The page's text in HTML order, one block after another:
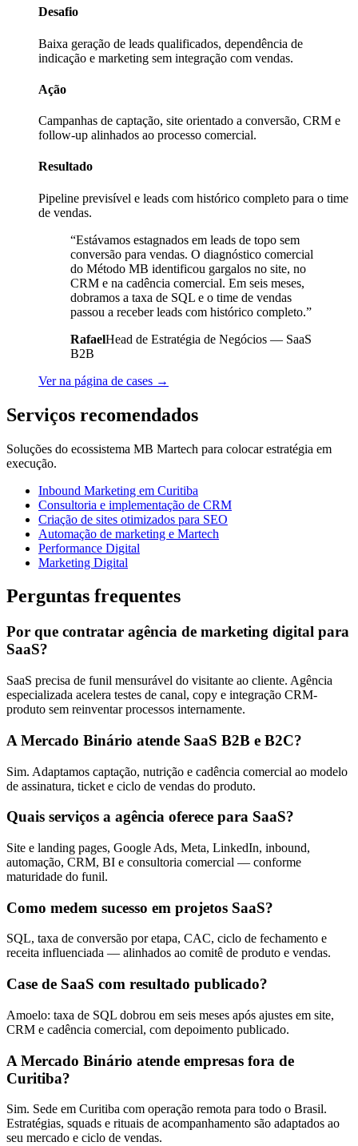
Desafio
Baixa geração de leads qualificados, dependência de
indicação e marketing sem integração com vendas.
Ação
Campanhas de captação, site orientado a conversão, CRM e
follow-up alinhados ao processo comercial.
Resultado
Pipeline previsível e leads com histórico completo para o time
de vendas.
“Estávamos estagnados em leads de topo sem
conversão para vendas. O diagnóstico comercial
do Método MB identificou gargalos no site, no
CRM e na cadência comercial. Em seis meses,
dobramos a taxa de SQL e o time de vendas
passou a receber leads com histórico completo.”
RafaelHead de Estratégia de Negócios — SaaS
B2B
Ver na página de cases →
Serviços recomendados
Soluções do ecossistema MB Martech para colocar estratégia em
execução.
Inbound Marketing em Curitiba
Consultoria e implementação de CRM
Criação de sites otimizados para SEO
Automação de marketing e Martech
Performance Digital
Marketing Digital
Perguntas frequentes
Por que contratar agência de marketing digital para
SaaS?
SaaS precisa de funil mensurável do visitante ao cliente. Agência
especializada acelera testes de canal, copy e integração CRM-
produto sem reinventar processos internamente.
A Mercado Binário atende SaaS B2B e B2C?
Sim. Adaptamos captação, nutrição e cadência comercial ao modelo
de assinatura, ticket e ciclo de vendas do produto.
Quais serviços a agência oferece para SaaS?
Site e landing pages, Google Ads, Meta, LinkedIn, inbound,
automação, CRM, BI e consultoria comercial — conforme
maturidade do funil.
Como medem sucesso em projetos SaaS?
SQL, taxa de conversão por etapa, CAC, ciclo de fechamento e
receita influenciada — alinhados ao comitê de produto e vendas.
Case de SaaS com resultado publicado?
Amoelo: taxa de SQL dobrou em seis meses após ajustes em site,
CRM e cadência comercial, com depoimento publicado.
A Mercado Binário atende empresas fora de
Curitiba?
Sim. Sede em Curitiba com operação remota para todo o Brasil.
Estratégias, squads e rituais de acompanhamento são adaptados ao
seu mercado e ciclo de vendas.